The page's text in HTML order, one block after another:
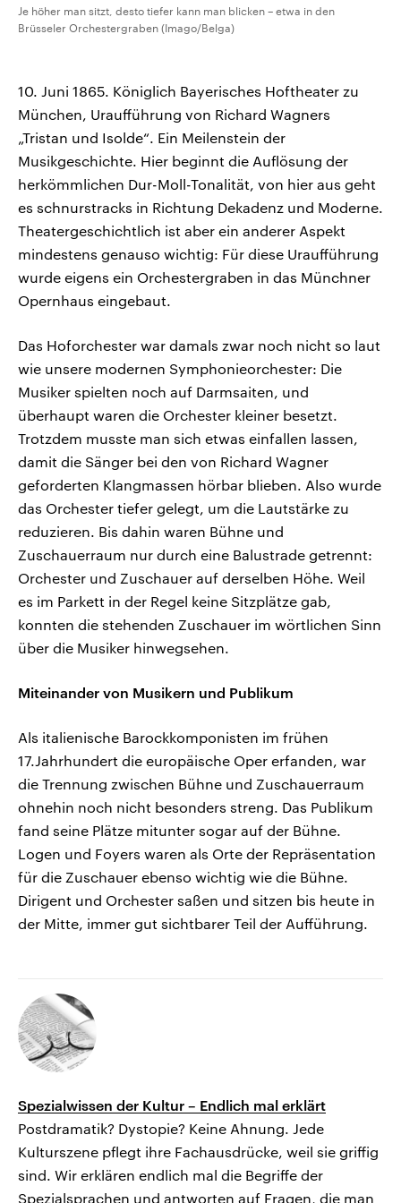
Je höher man sitzt, desto tiefer kann man blicken – etwa in den
Brüsseler Orchestergraben (Imago/Belga)
10. Juni 1865. Königlich Bayerisches Hoftheater zu
München, Uraufführung von Richard Wagners
„Tristan und Isolde“. Ein Meilenstein der
Musikgeschichte. Hier beginnt die Auflösung der
herkömmlichen Dur-Moll-Tonalität, von hier aus geht
es schnurstracks in Richtung Dekadenz und Moderne.
Theatergeschichtlich ist aber ein anderer Aspekt
mindestens genauso wichtig: Für diese Uraufführung
wurde eigens ein Orchestergraben in das Münchner
Opernhaus eingebaut.
Das Hoforchester war damals zwar noch nicht so laut
wie unsere modernen Symphonieorchester: Die
Musiker spielten noch auf Darmsaiten, und
überhaupt waren die Orchester kleiner besetzt.
Trotzdem musste man sich etwas einfallen lassen,
damit die Sänger bei den von Richard Wagner
geforderten Klangmassen hörbar blieben. Also wurde
das Orchester tiefer gelegt, um die Lautstärke zu
reduzieren. Bis dahin waren Bühne und
Zuschauerraum nur durch eine Balustrade getrennt:
Orchester und Zuschauer auf derselben Höhe. Weil
es im Parkett in der Regel keine Sitzplätze gab,
konnten die stehenden Zuschauer im wörtlichen Sinn
über die Musiker hinwegsehen.
Miteinander von Musikern und Publikum
Als italienische Barockkomponisten im frühen
17.Jahrhundert die europäische Oper erfanden, war
die Trennung zwischen Bühne und Zuschauerraum
ohnehin noch nicht besonders streng. Das Publikum
fand seine Plätze mitunter sogar auf der Bühne.
Logen und Foyers waren als Orte der Repräsentation
für die Zuschauer ebenso wichtig wie die Bühne.
Dirigent und Orchester saßen und sitzen bis heute in
der Mitte, immer gut sichtbarer Teil der Aufführung.
Spezialwissen der Kultur – Endlich mal erklärt
Postdramatik? Dystopie? Keine Ahnung. Jede
Kulturszene pflegt ihre Fachausdrücke, weil sie griffig
sind. Wir erklären endlich mal die Begriffe der
Spezialsprachen und antworten auf Fragen, die man